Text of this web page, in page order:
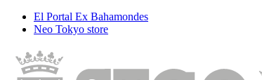
El Portal Ex Bahamondes
Neo Tokyo store